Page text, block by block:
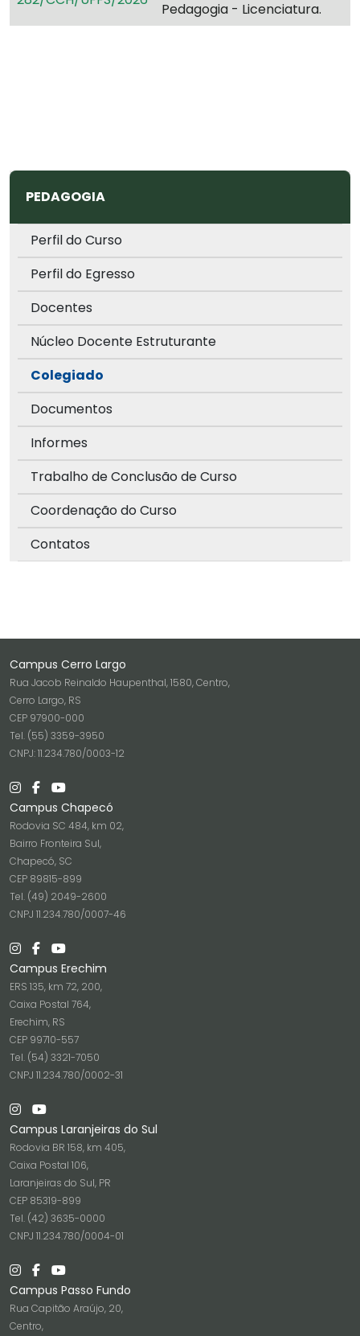
Pedagogia - Licenciatura.
PEDAGOGIA
Perfil do Curso
Perfil do Egresso
Docentes
Núcleo Docente Estruturante
Colegiado
Documentos
Informes
Trabalho de Conclusão de Curso
Coordenação do Curso
Contatos
Campus Cerro Largo
Rua Jacob Reinaldo Haupenthal, 1580, Centro,
Cerro Largo, RS
CEP 97900-000
Tel. (55) 3359-3950
CNPJ: 11.234.780/0003-12
Campus Chapecó
Rodovia SC 484, km 02,
Bairro Fronteira Sul,
Chapecó, SC
CEP 89815-899
Tel. (49) 2049-2600
CNPJ 11.234.780/0007-46
Campus Erechim
ERS 135, km 72, 200,
Caixa Postal 764,
Erechim, RS
CEP 99710-557
Tel. (54) 3321-7050
CNPJ 11.234.780/0002-31
Campus Laranjeiras do Sul
Rodovia BR 158, km 405,
Caixa Postal 106,
Laranjeiras do Sul, PR
CEP 85319-899
Tel. (42) 3635-0000
CNPJ 11.234.780/0004-01
Campus Passo Fundo
Rua Capitão Araújo, 20,
Centro,